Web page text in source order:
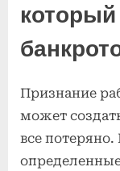
Признание
может
все